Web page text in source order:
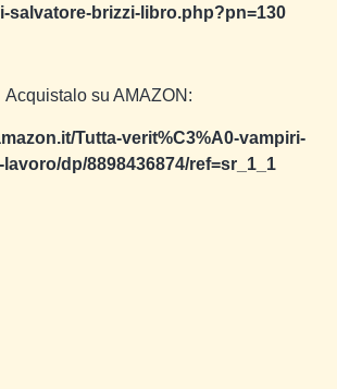
salvatore-brizzi-libro.php?pn=130
Acquistalo su AMAZON:
Tutta-verit%C3%A0-vampiri-
dp/8898436874/ref=sr_1_1